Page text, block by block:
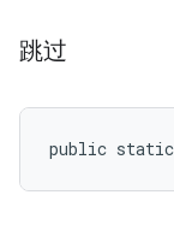
跳过
public